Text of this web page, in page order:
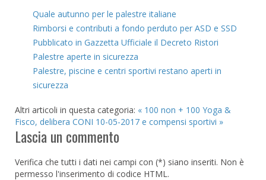
Quale autunno per le palestre italiane
Rimborsi e contributi a fondo perduto per ASD e SSD
Pubblicato in Gazzetta Ufficiale il Decreto Ristori
Palestre aperte in sicurezza
Palestre, piscine e centri sportivi restano aperti in
sicurezza
Altri articoli in questa categoria: « 100 non + 100 Yoga &
Fisco, delibera CONI 10-05-2017 e compensi sportivi »
Lascia un commento
Verifica che tutti i dati nei campi con (*) siano inseriti. Non è
permesso l'inserimento di codice HTML.